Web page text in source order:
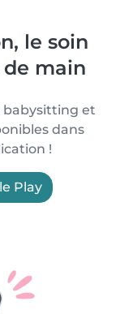
le soin
main
babysitting et
dans
!
Play